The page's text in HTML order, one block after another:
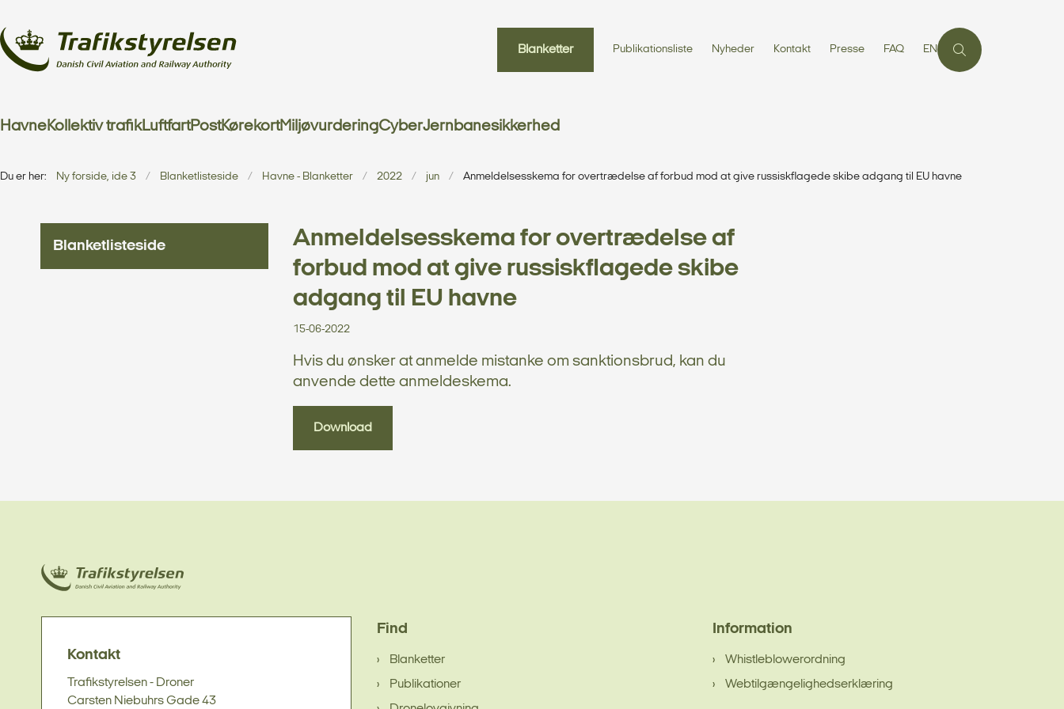
Blanketter Publikationsliste Nyheder Kontakt Presse FAQ EN
HavneKollektiv trafikLuftfartPostKørekortMiljøvurderingCyberJernbanesikkerhed
Du er her: Ny forside, ide 3 Blanketlisteside Havne - Blanketter 2022 jun Anmeldelsesskema for overtrædelse af forbud mod at give russiskflagede skibe adgang til EU havne
Blanketlisteside
Anmeldelsesskema for overtrædelse af
forbud mod at give russiskflagede skibe
adgang til EU havne
15-06-2022
Hvis du ønsker at anmelde mistanke om sanktionsbrud, kan du
anvende dette anmeldeskema.
Download
Kontakt
Trafikstyrelsen - Droner
Carsten Niebuhrs Gade 43
Find
Blanketter
Publikationer
Information
Whistleblowerordning
Webtilgængelighedserklæring